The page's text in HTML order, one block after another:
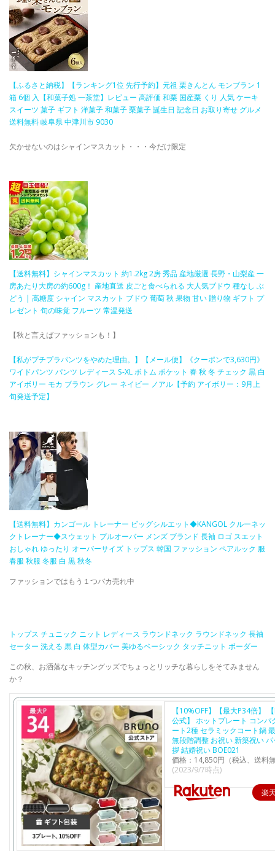
【ふるさと納税】【ランキング1位 先行予約】元祖 栗きんとん モンブラン 1
箱 6個 入【和菓子処 一茶堂】レビュー 高評価 和栗 国産栗 くり 人気 ケーキ
スイーツ 菓子 ギフト 洋菓子 和菓子 栗菓子 誕生日 記念日 お取り寄せ グルメ
送料無料 岐阜県 中津川市 9030
欠かせないのはシャインマスカット・・・今だけ限定
【送料無料】シャインマスカット 約1.2kg 2房 秀品 産地厳選 長野・山梨産 一
房あたり大房の約600g！ 産地直送 皮ごと食べられる 大人気ブドウ 種なし ぶ
どう | 高糖度 シャイン マスカット ブドウ 葡萄 秋 果物 甘い 贈り物 ギフト プ
レゼント 旬の味覚 フルーツ 常温発送
【秋と言えばファッションも！】
​【私がプチプラパンツをやめた理由。】【メール便】《クーポンで3,630円》
ワイドパンツ パンツ レディース S-XL ボトム ポケット 春 秋 冬 チェック 黒 白
アイボリー モカ ブラウン グレー ネイビー ノアル【予約 アイボリー：9月上
旬発送予定】​
【送料無料】カンゴール トレーナー ビッグシルエット◆KANGOL クルーネッ
クトレーナー◆スウェット プルオーバー メンズ ブランド 長袖 ロゴ スエット
おしゃれ ゆったり オーバーサイズ トップス 韓国 ファッション ペアルック 服
春服 秋服 冬服 白 黒 秋冬
ファッションではもう１つバカ売れ中
トップス チュニック ニット レディース ラウンドネック ラウンドネック 長袖
セーター 洗える 黒 白 体型カバー 美ゆるベーシック タッチニット ボーダー
この秋、お洒落なキッチングッズでちょっとリッチな暮らしをそてみません
か？
【10%OFF】【最大P34倍】
公式】 ホットプレート コンパ
ート2種 セラミックコート鍋
無段階調整 お祝い 新築祝い
拶 結婚祝い BOE021
価格：14,850円（税込、送料
(2023/9/7時点)
楽